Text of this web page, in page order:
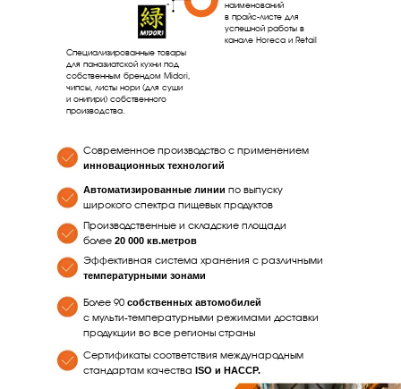
Специализированные товары
для паназиатской кухни под
собственным брендом Midori,
чипсы, листы нори (для суши
и онигири) собственного
производства.
наименований
в прайс-листе для
успешной работы в
канале Horeca и Retail
Современное производство с применением
инновационных технологий
Автоматизированные линии по выпуску
широкого спектра пищевых продуктов
Производственные и складские площади
более 20 000 кв.метров
Эффективная система хранения с различными
температурными зонами
Более 90 собственных автомобилей
с мульти-температурными режимами доставки
продукции во все регионы страны
Сертификаты соответствия международным
стандартам качества ISO и HACCP.